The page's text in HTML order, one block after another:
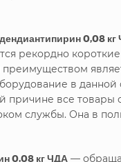
0,08 кг
рекордно
в
причине все
службы. Она в
0,08 кг ЧДА —